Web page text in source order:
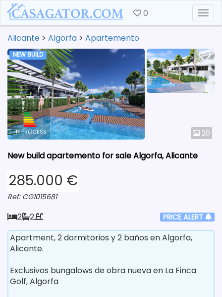
0
Alicante > Algorfa > Apartemento
20
NEW BUILD
IN PROCESS
New build apartemento for sale Algorfa, Alicante
285.000 €
Ref: CG1015681
2 2 PRICE ALERT
Apartment, 2 dormitorios y 2 baños en Algorfa,
Alicante.
Exclusivos bungalows de obra nueva en La Finca
Golf, Algorfa